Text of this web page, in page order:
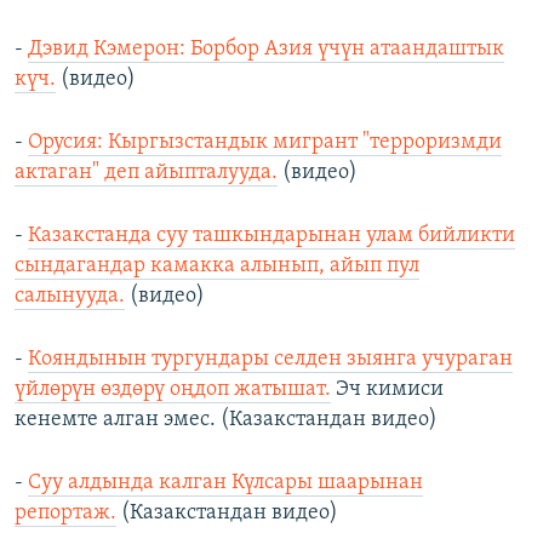
- Дэвид Кэмерон: Борбор Азия үчүн атаандаштык
күч. (видео)
- Орусия: Кыргызстандык мигрант "терроризмди
актаган" деп айыпталууда. (видео)
- Казакстанда суу ташкындарынан улам бийликти
сындагандар камакка алынып, айып пул
салынууда. (видео)
- Кояндынын тургундары селден зыянга учураган
үйлөрүн өздөрү оңдоп жатышат. Эч кимиси
кенемте алган эмес. (Казакстандан видео)
- Суу алдында калган Күлсары шаарынан
репортаж. (Казакстандан видео)